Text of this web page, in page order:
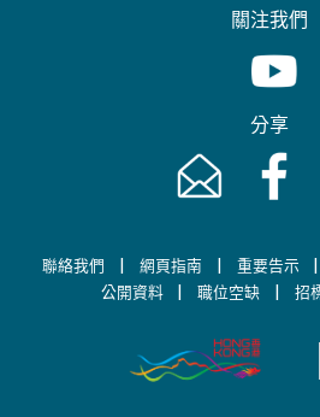
關注我們
分享
Email [This link
聯絡我們 | 網頁指南 | 重要告示 |
公開資料 | 職位空缺 | 招